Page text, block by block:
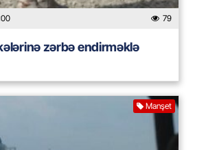
79
zərbə endirməklə
Manşet